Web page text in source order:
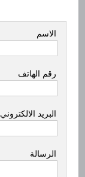
الاسم
رقم الهاتف
البريد الالكتروني
الرسالة